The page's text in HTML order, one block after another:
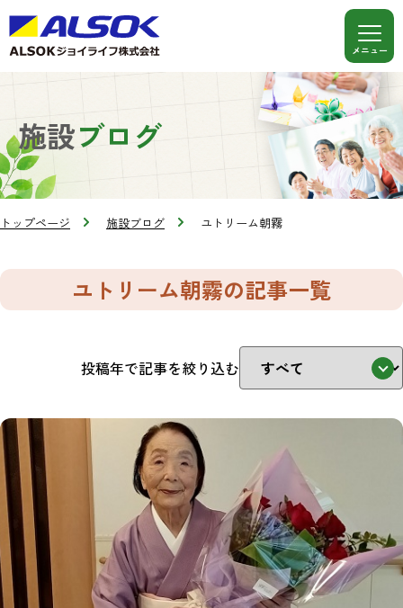
施設ブログ
トップページ 施設ブログ ユトリーム朝霧
ユトリーム朝霧の記事一覧
投稿年で記事を絞り込む